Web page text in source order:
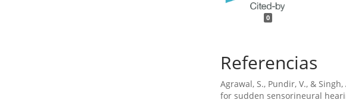
0
Referencias
Agrawal, S., Pundir, V., &
for sudden sensorineural